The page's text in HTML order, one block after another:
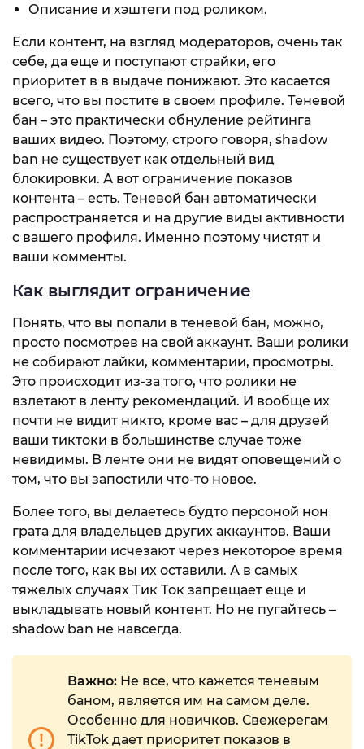
Описание и хэштеги под роликом.
Если контент, на взгляд модераторов, очень так
себе, да еще и поступают страйки, его
приоритет в в выдаче понижают. Это касается
всего, что вы постите в своем профиле. Теневой
бан – это практически обнуление рейтинга
ваших видео. Поэтому, строго говоря, shadow
ban не существует как отдельный вид
блокировки. А вот ограничение показов
контента – есть. Теневой бан автоматически
распространяется и на другие виды активности
с вашего профиля. Именно поэтому чистят и
ваши комменты.
Как выглядит ограничение
Понять, что вы попали в теневой бан, можно,
просто посмотрев на свой аккаунт. Ваши ролики
не собирают лайки, комментарии, просмотры.
Это происходит из-за того, что ролики не
взлетают в ленту рекомендаций. И вообще их
почти не видит никто, кроме вас – для друзей
ваши тиктоки в большинстве случае тоже
невидимы. В ленте они не видят оповещений о
том, что вы запостили что-то новое.
Более того, вы делаетесь будто персоной нон
грата для владельцев других аккаунтов. Ваши
комментарии исчезают через некоторое время
после того, как вы их оставили. А в самых
тяжелых случаях Тик Ток запрещает еще и
выкладывать новый контент. Но не пугайтесь –
shadow ban не навсегда.
Важно: Не все, что кажется теневым
баном, является им на самом деле.
Особенно для новичков. Свежерегам
TikTok дает приоритет показов в